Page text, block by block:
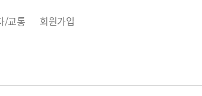
쿠폰
/교통 회원가입